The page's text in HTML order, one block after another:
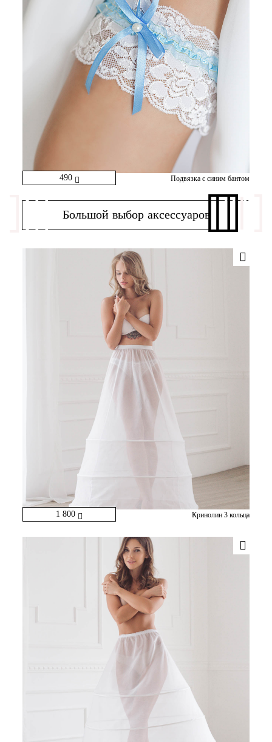
490 Подвязка с синим бантом
Большой выбор аксессуаров
1 800 Кринолин 3 кольца